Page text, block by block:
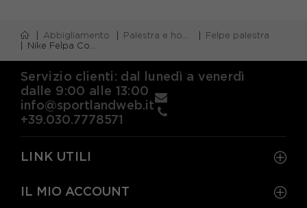
Abbigliamento Palestra e home gym
Felpe palestra
Nike Felpa Con Cappuccio Tech Fleece Verde Bambino
Servizio clienti: dal lunedì a venerdì
dalle 9:00 alle 13:00
info@sportlandweb.it
+39.030.7778571
LINK UTILI
IL MIO ACCOUNT